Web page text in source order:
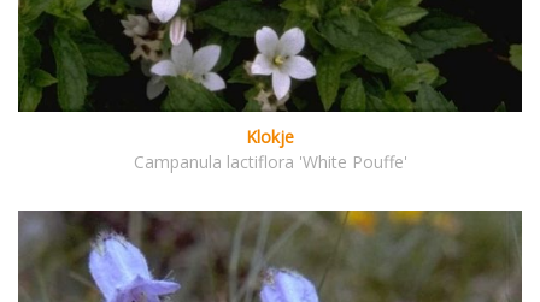
Klokje
Campanula lactiflora 'White Pouffe'